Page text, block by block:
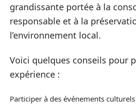
grandissante portée à la
responsable et à la
l’environnement local.
Voici quelques conseils pour
expérience :
Participer à des événements